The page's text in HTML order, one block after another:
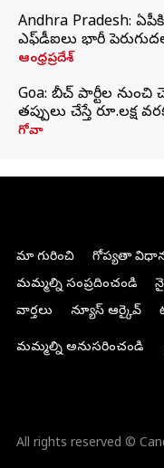
Andhra Pradesh:
ఎఫ్‌డీఐలు భారీ
ఆంధ్రప్రదేశ్
Goa: బీచ్ పార్టీల
తప్పులు చేస్తే రూ.లక్ష
గోవా
మా గురించి గోప్యతా
మమ్మల్ని సంప్రదించండి
వార్తలు
న్యూస్ ఆర్కైవ్
మమ్మల్ని అనుసరించండి
All rights reserved ©